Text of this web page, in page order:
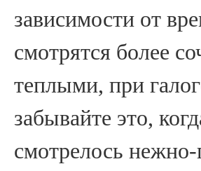
зависимости от
смотрятся более
теплыми, при
забывайте это,
смотрелось